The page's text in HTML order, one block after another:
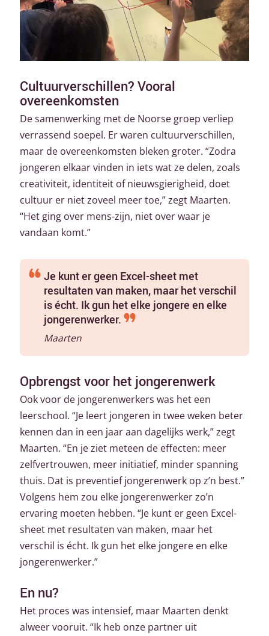
Cultuurverschillen? Vooral
overeenkomsten
De samenwerking met de Noorse groep verliep
verrassend soepel. Er waren cultuurverschillen,
maar de overeenkomsten bleken groter. “Zodra
jongeren elkaar vinden in iets wat ze delen, zoals
creativiteit, identiteit of nieuwsgierigheid, doet
cultuur er niet zoveel meer toe,” zegt Maarten.
“Het ging over mens-zijn, niet over waar je
vandaan komt.”
Je kunt er geen Excel-sheet met
resultaten van maken, maar het verschil
is écht. Ik gun het elke jongere en elke
jongerenwerker.
Maarten
Opbrengst voor het jongerenwerk
Ook voor de jongerenwerkers was het een
leerschool. “Je leert jongeren in twee weken beter
kennen dan in een jaar aan dagelijks werk,” zegt
Maarten. “En je ziet meteen de effecten: meer
zelfvertrouwen, meer initiatief, minder spanning
thuis. Dat is preventief jongerenwerk op z’n best.”
Volgens hem zou elke jongerenwerker zo’n
ervaring moeten hebben. “Je kunt er geen Excel-
sheet met resultaten van maken, maar het
verschil is écht. Ik gun het elke jongere en elke
jongerenwerker.”
En nu?
Het proces was intensief, maar Maarten denkt
alweer vooruit. “Ik heb onze partner uit